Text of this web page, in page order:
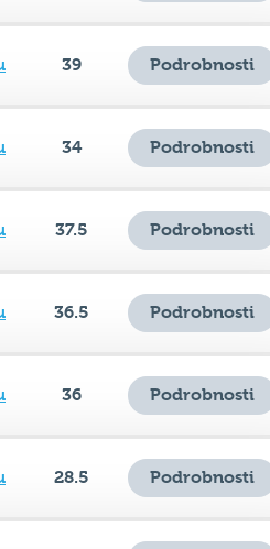
34 Podrobnosti
37.5 Podrobnosti
36.5 Podrobnosti
36 Podrobnosti
28.5 Podrobnosti
37 Podrobnosti